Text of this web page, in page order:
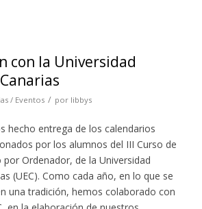
con la Universidad
/ Eventos / por libbys
hecho entrega de los calendarios
por los alumnos del III Curso de
Ordenador, de la Universidad
(UEC). Como cada año, en lo que se
una tradición, hemos colaborado con